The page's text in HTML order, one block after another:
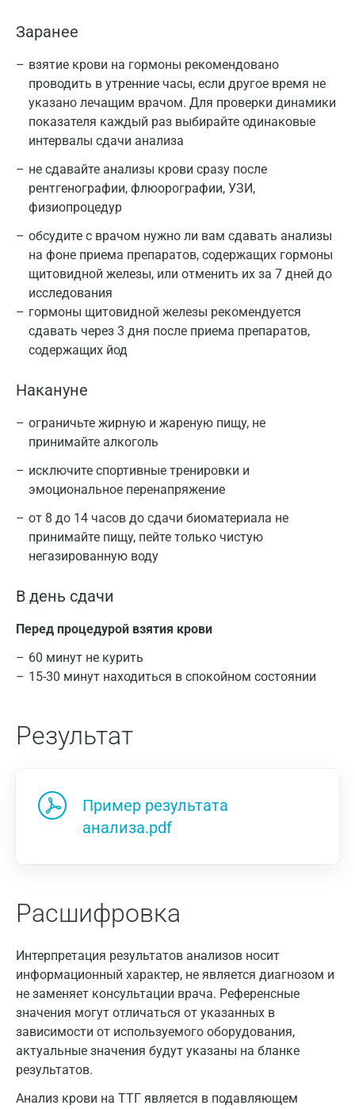
Заранее
взятие крови на гормоны рекомендовано
проводить в утренние часы, если другое время не
указано лечащим врачом. Для проверки динамики
показателя каждый раз выбирайте одинаковые
интервалы сдачи анализа
не сдавайте анализы крови сразу после
рентгенографии, флюорографии, УЗИ,
физиопроцедур
обсудите с врачом нужно ли вам сдавать анализы
на фоне приема препаратов, содержащих гормоны
щитовидной железы, или отменить их за 7 дней до
исследования
гормоны щитовидной железы рекомендуется
сдавать через 3 дня после приема препаратов,
содержащих йод
Накануне
ограничьте жирную и жареную пищу, не
принимайте алкоголь
исключите спортивные тренировки и
эмоциональное перенапряжение
от 8 до 14 часов до сдачи биоматериала не
принимайте пищу, пейте только чистую
негазированную воду
В день сдачи
Перед процедурой взятия крови
60 минут не курить
15-30 минут находиться в спокойном состоянии
Результат
Пример результата
анализа.pdf
Расшифровка
Интерпретация результатов анализов носит
информационный характер, не является диагнозом и
не заменяет консультации врача. Референсные
значения могут отличаться от указанных в
зависимости от используемого оборудования,
актуальные значения будут указаны на бланке
результатов.
Анализ крови на ТТГ является в подавляющем